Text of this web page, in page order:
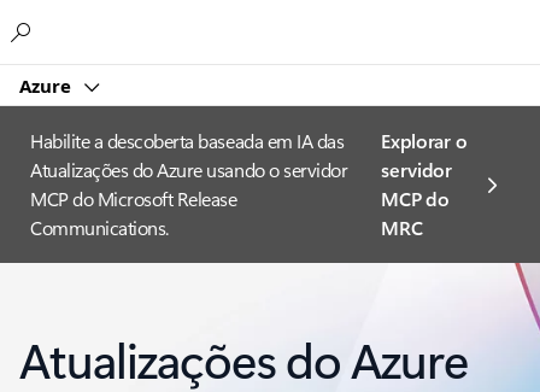
Azure
Habilite a descoberta baseada em IA das
Atualizações do Azure usando o servidor
MCP do Microsoft Release
Communications.
Explorar o
servidor
MCP do
MRC
Atualizações do Azure